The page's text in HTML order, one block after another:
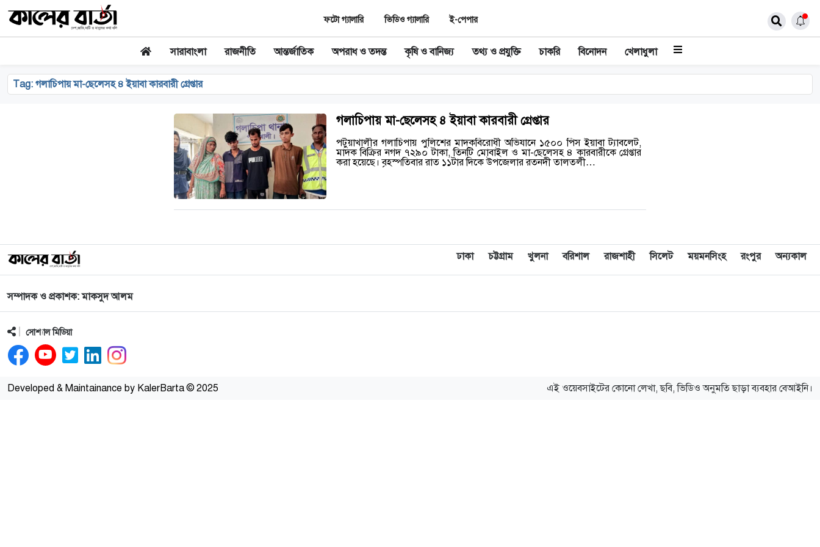
ফটো গ্যালারি ভিডিও গ্যালারি ই-পেপার
সারাবাংলা রাজনীতি আন্তর্জাতিক অপরাধ ও তদন্ত কৃষি ও বানিজ্য তথ্য ও প্রযুক্তি চাকরি বিনোদন খেলাধুলা
Tag: গলাচিপায় মা-ছেলেসহ ৪ ইয়াবা কারবারী গ্রেপ্তার
গলাচিপায় মা-ছেলেসহ ৪ ইয়াবা কারবারী গ্রেপ্তার
পটুয়াখালীর গলাচিপায় পুলিশের মাদকবিরোধী অভিযানে ১৫০০ পিস ইয়াবা ট্যাবলেট,
মাদক বিক্রির নগদ ৭২৯০ টাকা, তিনটি মোবাইল ও মা-ছেলেসহ ৪ কারবারীকে গ্রেপ্তার
করা হয়েছে। বৃহস্পতিবার রাত ১১টার দিকে উপজেলার রতনদী তালতলী…
ঢাকা চট্টগ্রাম খুলনা বরিশাল রাজশাহী সিলেট ময়মনসিংহ রংপুর অন্যকাল
সম্পাদক ও প্রকাশক: মাকসুদ আলম
সোশ্যাল মিডিয়া
Developed & Maintainance by KalerBarta © 2025 এই ওয়েবসাইটের কোনো লেখা, ছবি, ভিডিও অনুমতি ছাড়া ব্যবহার বেআইনি।